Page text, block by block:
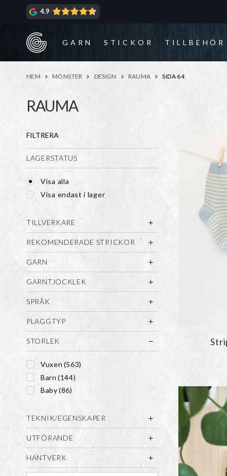
4.9
GARN STICKOR TILLBEHÖR
HEM MÖNSTER DESIGN RAUMA SIDA 64
RAUMA
FILTRERA
LAGERSTATUS
Visa alla
Visa endast i lager
TILLVERKARE
REKOMENDERADE STRICKOR
GARN
GARNTJOCKLEK
SPRÅK
PLAGGTYP
STORLEK
Vuxen (563)
Barn (144)
Baby(86)
TEKNIK/EGENSKAPER
UTFÖRANDE
HANTVERK